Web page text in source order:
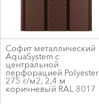
Софит металлический
AquaSystem с
центральной
перфорацией Polyester
275 г/м2, 2,4 м
коричневый RAL 8017